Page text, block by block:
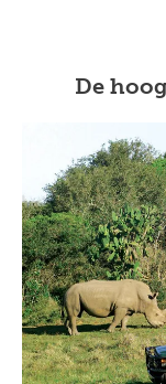
De